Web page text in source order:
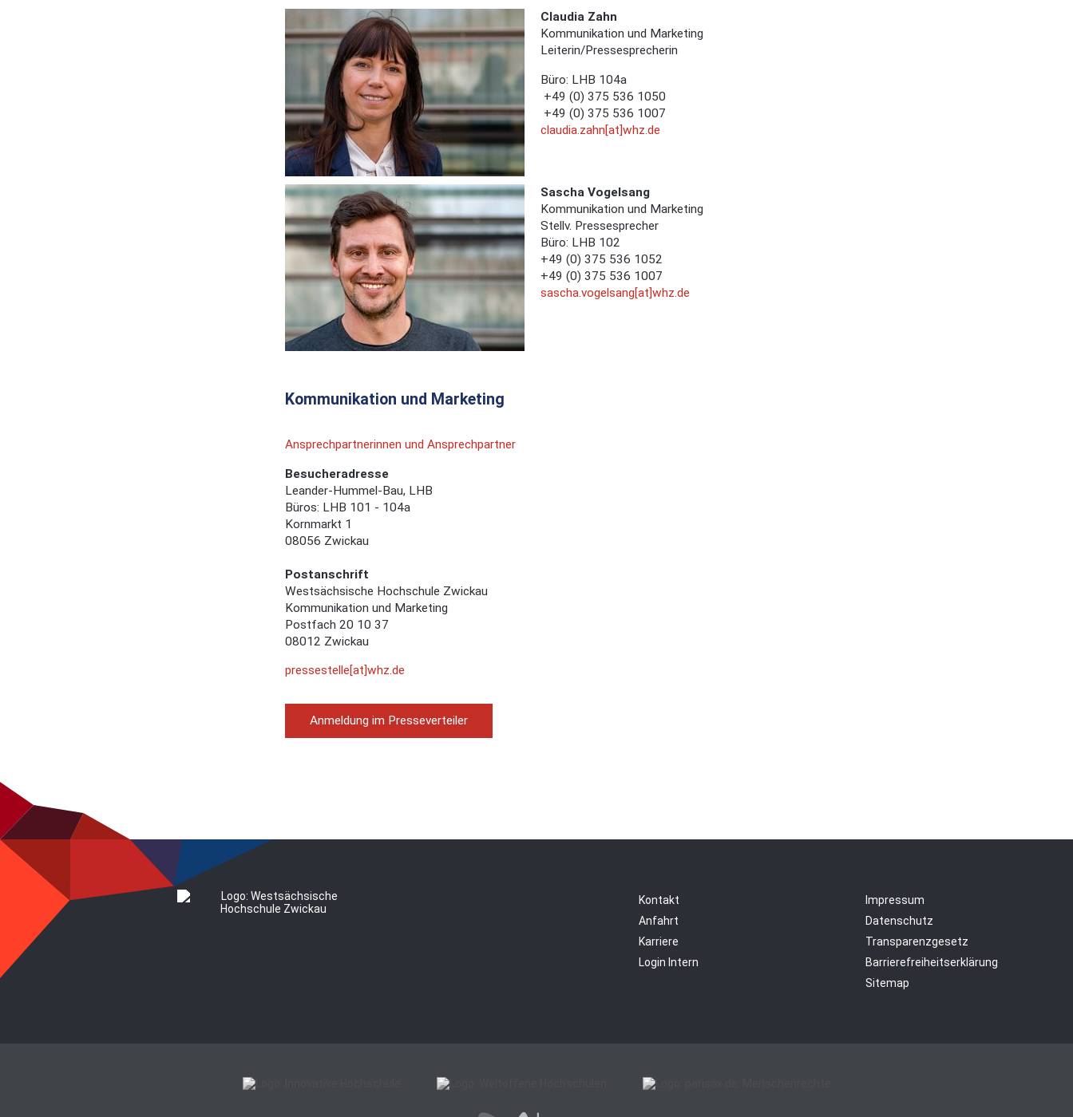
Claudia Zahn
Kommunikation und Marketing
Leiterin/Pressesprecherin
Büro: LHB 104a
+49 (0) 375 536 1050
+49 (0) 375 536 1007
claudia.zahn[at]whz.de
Sascha Vogelsang
Kommunikation und Marketing
Stellv. Pressesprecher
Büro: LHB 102
+49 (0) 375 536 1052
+49 (0) 375 536 1007
sascha.vogelsang[at]whz.de
Kommunikation und Marketing
Ansprechpartnerinnen und Ansprechpartner
Besucheradresse
Leander-Hummel-Bau, LHB
Büros: LHB 101 - 104a
Kornmarkt 1
08056 Zwickau
Postanschrift
Westsächsische Hochschule Zwickau
Kommunikation und Marketing
Postfach 20 10 37
08012 Zwickau
pressestelle[at]whz.de
Anmeldung im Presseverteiler
Kontakt
Anfahrt
Karriere
Login Intern
Impressum
Datenschutz
Transparenzgesetz
Barrierefreiheitserklärung
Sitemap